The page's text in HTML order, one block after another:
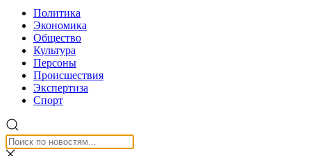
Политика
Экономика
Общество
Культура
Персоны
Происшествия
Экспертиза
Спорт